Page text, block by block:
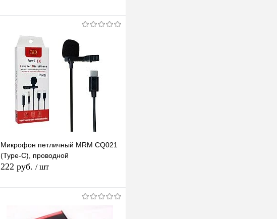
Микрофон петличный MRM CQ021
(Type-C), проводной
222 руб. / шт